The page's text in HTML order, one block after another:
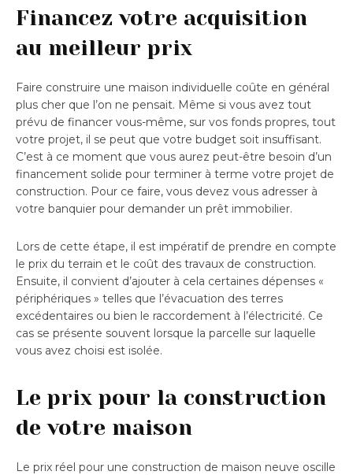
Financez votre acquisition
au meilleur prix
Faire construire une maison individuelle coûte en général
plus cher que l’on ne pensait. Même si vous avez tout
prévu de financer vous-même, sur vos fonds propres, tout
votre projet, il se peut que votre budget soit insuffisant.
C’est à ce moment que vous aurez peut-être besoin d’un
financement solide pour terminer à terme votre projet de
construction. Pour ce faire, vous devez vous adresser à
votre banquier pour demander un prêt immobilier.
Lors de cette étape, il est impératif de prendre en compte
le prix du terrain et le coût des travaux de construction.
Ensuite, il convient d’ajouter à cela certaines dépenses «
périphériques » telles que l’évacuation des terres
excédentaires ou bien le raccordement à l’électricité. Ce
cas se présente souvent lorsque la parcelle sur laquelle
vous avez choisi est isolée.
Le prix pour la construction
de votre maison
Le prix réel pour une construction de maison neuve oscille